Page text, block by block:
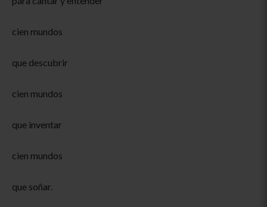
cien mundos
que descubrir
cien mundos
que inventar
cien mundos
que soñar.